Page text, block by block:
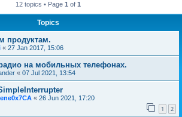
12 topics • Page 1 of 1
Topics
продуктам.
« 27 Jan 2017, 15:06
на мобильных телефонах.
« 07 Jul 2021, 13:54
« 26 Jun 2021, 17:20
1 2